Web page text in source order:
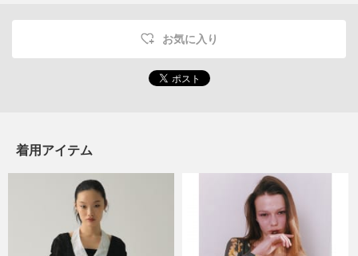
お気に入り
着用アイテム